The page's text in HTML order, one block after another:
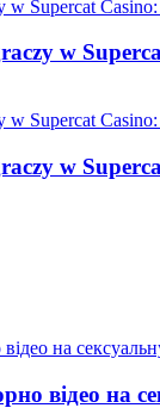
w
w
відео на